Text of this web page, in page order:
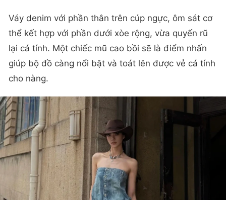
Váy denim với phần thân trên cúp ngực, ôm sát cơ
thể kết hợp với phần dưới xòe rộng, vừa quyến rũ
lại cá tính. Một chiếc mũ cao bồi sẽ là điểm nhấn
giúp bộ đồ càng nổi bật và toát lên được vẻ cá tính
cho nàng.